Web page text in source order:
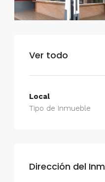
Ver todo
Local
Tipo de Inmueble
Dirección del